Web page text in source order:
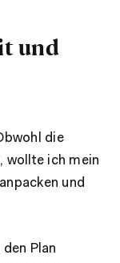
und
die
wollte ich mein
und
Plan